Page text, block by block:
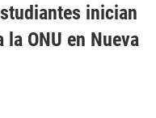
inician
ONU en Nueva